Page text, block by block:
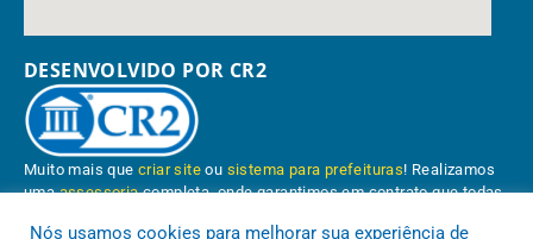
DESENVOLVIDO POR CR2
Muito mais quecriar site ou sistema para prefeituras! Realizamos
umaassessoriacompleta, onde garantimos em contrato que todas
Nós usamos cookies para melhorar sua experiência de